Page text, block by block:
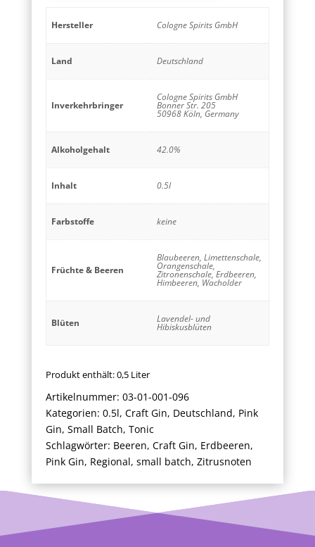
Hersteller Cologne Spirits GmbH
Land Deutschland
Inverkehrbringer
Cologne Spirits GmbH
Bonner Str. 205
50968 Köln, Germany
Alkoholgehalt 42.0%
Inhalt 0.5l
Farbstoffe keine
Früchte & Beeren
Blaubeeren, Limettenschale,
Orangenschale,
Zitronenschale, Erdbeeren,
Himbeeren, Wacholder
Blüten Lavendel- und
Hibiskusblüten
Produkt enthält: 0,5 Liter
Artikelnummer: 03-01-001-096
Kategorien: 0.5l, Craft Gin, Deutschland, Pink
Gin, Small Batch, Tonic
Schlagwörter: Beeren, Craft Gin, Erdbeeren,
Pink Gin, Regional, small batch, Zitrusnoten